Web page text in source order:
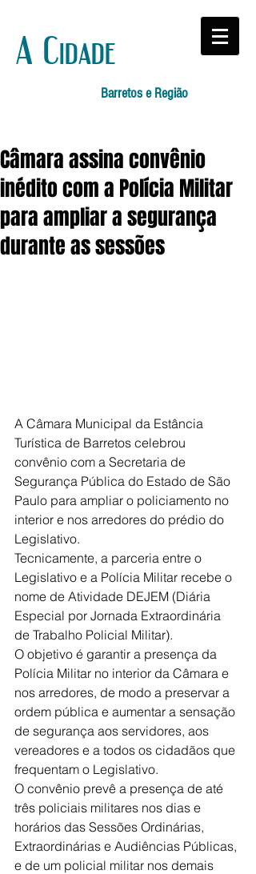
A Cidade
Barretos e Região
Câmara assina convênio
inédito com a Polícia Militar
para ampliar a segurança
durante as sessões
A Câmara Municipal da Estância
Turística de Barretos celebrou
convênio com a Secretaria de
Segurança Pública do Estado de São
Paulo para ampliar o policiamento no
interior e nos arredores do prédio do
Legislativo.
Tecnicamente, a parceria entre o
Legislativo e a Polícia Militar recebe o
nome de Atividade DEJEM (Diária
Especial por Jornada Extraordinária
de Trabalho Policial Militar).
O objetivo é garantir a presença da
Polícia Militar no interior da Câmara e
nos arredores, de modo a preservar a
ordem pública e aumentar a sensação
de segurança aos servidores, aos
vereadores e a todos os cidadãos que
frequentam o Legislativo.
O convênio prevê a presença de até
três policiais militares nos dias e
horários das Sessões Ordinárias,
Extraordinárias e Audiências Públicas,
e de um policial militar nos demais